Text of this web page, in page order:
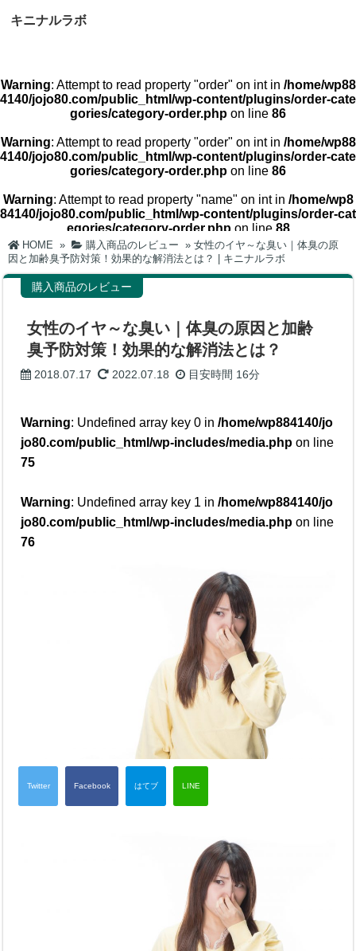
キニナルラボ
Warning: Attempt to read property "order" on int in /home/wp88
4140/jojo80.com/public_html/wp-content/plugins/order-cate
gories/category-order.php on line 86
Warning: Attempt to read property "order" on int in /home/wp88
4140/jojo80.com/public_html/wp-content/plugins/order-cate
gories/category-order.php on line 86
Warning: Attempt to read property "name" on int in /home/wp8
84140/jojo80.com/public_html/wp-content/plugins/order-cat
egories/category-order.phpon line 88
Warning: Attempt to read property "name" on int in
84140/jojo80.com/public_html/wp-content/plugins/order-cat
egories/category-order.php
霊視・スピリチャル
禁酒日記 購入商品レビュー
お問合せ
HOME » 購入商品のレビュー » 女性のイヤ～な臭い｜体臭の原
因と加齢臭予防対策！効果的な解消法とは？ | キニナルラボ
購入商品のレビュー
女性のイヤ～な臭い｜体臭の原因と加齢
臭予防対策！効果的な解消法とは？
2018.07.17 2022.07.18 目安時間 16分
Warning: Undefined array key 0 in/home/wp884140/jo
jo80.com/public_html/wp-includes/media.php on line
75
Warning: Undefined array key 1 in/home/wp884140/jo
jo80.com/public_html/wp-includes/media.php on line
76